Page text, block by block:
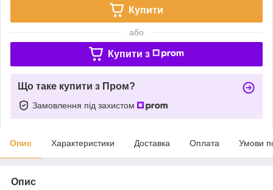
Купити
або
Купити з
Що таке купити з Пром?
Замовлення під захистом
Опис Характеристики Доставка Оплата Умови
Опис